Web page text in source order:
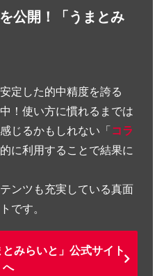
公開！「うまとみ
定した的中精度を誇る
！使い方に慣れるまでは
じるかもしれない「コラ
に利用することで結果に
ンツも充実している真面
です。
みらいと」公式サイト
へ